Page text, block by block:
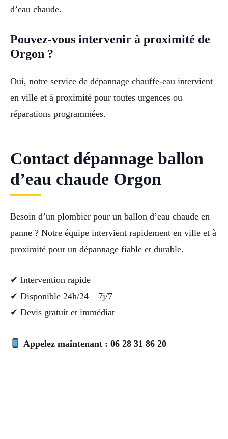
d’eau chaude.
Pouvez-vous intervenir à proximité de
Orgon ?
Oui, notre service de dépannage chauffe-eau intervient
en ville et à proximité pour toutes urgences ou
réparations programmées.
Contact dépannage ballon
d’eau chaude Orgon
Besoin d’un plombier pour un ballon d’eau chaude en
panne ? Notre équipe intervient rapidement en ville et à
proximité pour un dépannage fiable et durable.
✔ Intervention rapide
✔ Disponible 24h/24 – 7j/7
✔ Devis gratuit et immédiat
Appelez maintenant : 06 28 31 86 20